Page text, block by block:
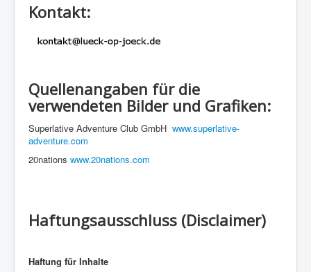
Kontakt:
Quellenangaben für die
verwendeten Bilder und Grafiken:
Superlative Adventure Club GmbH www.superlative-
adventure.com
20nations www.20nations.com
Haftungsausschluss (Disclaimer)
Haftung für Inhalte